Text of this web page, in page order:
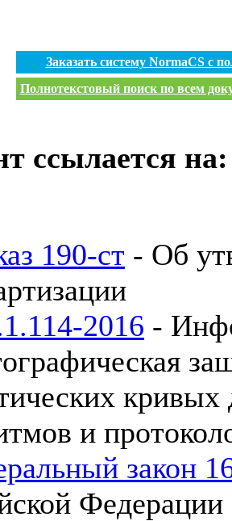
Заказать систему NormaCS с
Полнотекстовый поиск по всем
ссылается на:
190-ст - Об
2016 -
и
закон
Федерации